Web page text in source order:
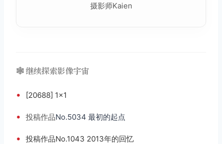
摄影师Kaien
🕸️ 继续探索影像宇宙
• [20688] 1×1
• 投稿作品No.5034 最初的起点
• 投稿作品No.1043 2013年的回忆